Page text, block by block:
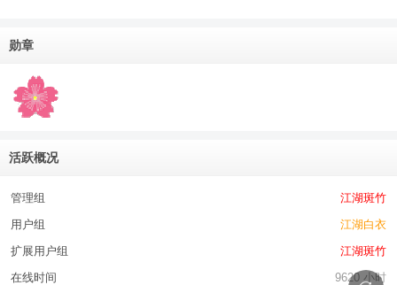
勋章
活跃概况
管理组
江湖斑竹
用户组
江湖白衣
扩展用户组
江湖斑竹
在线时间
9620 小时